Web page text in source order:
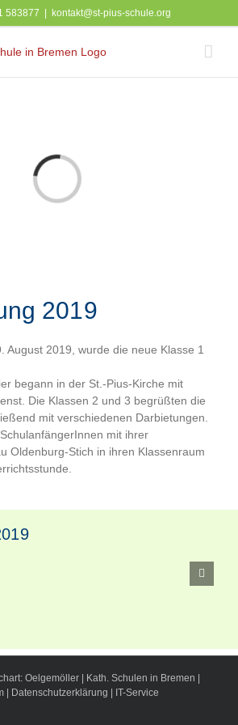
583877 kontakt@st-pius-schule.org
Laden...
2019
August 2019, wurde die neue Klasse 1
begann in der St.-Pius-Kirche mit
Die Klassen 2 und 3 begrüßten die
mit verschiedenen Darbietungen.
mit ihrer
Oldenburg-Stich in ihren Klassenraum
Oelgemöller Kath. Schulen in Bremen
Datenschutzerklärung IT-Service